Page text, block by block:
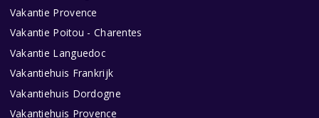
Vakantie Provence
Vakantie Poitou - Charentes
Vakantie Languedoc
Vakantiehuis Frankrijk
Vakantiehuis Dordogne
Vakantiehuis Provence